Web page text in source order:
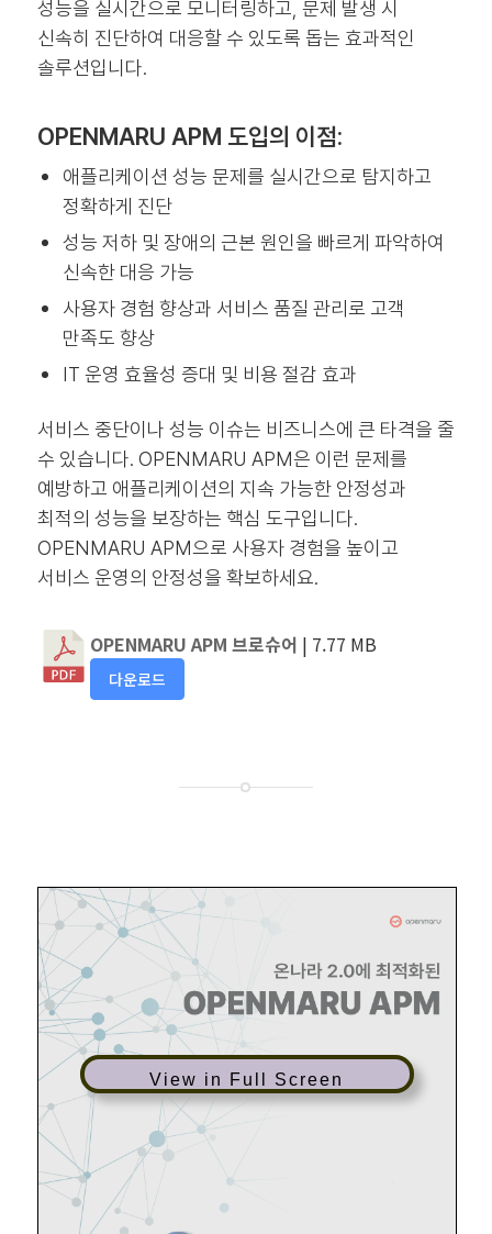
성능을 실시간으로 모니터링하고, 문제 발생 시
신속히 진단하여 대응할 수 있도록 돕는 효과적인
솔루션입니다.
OPENMARU APM 도입의 이점:
애플리케이션 성능 문제를 실시간으로 탐지하고
정확하게 진단
성능 저하 및 장애의 근본 원인을 빠르게 파악하여
신속한 대응 가능
사용자 경험 향상과 서비스 품질 관리로 고객
만족도 향상
IT 운영 효율성 증대 및 비용 절감 효과
서비스 중단이나 성능 이슈는 비즈니스에 큰 타격을 줄
수 있습니다. OPENMARU APM은 이런 문제를
예방하고 애플리케이션의 지속 가능한 안정성과
최적의 성능을 보장하는 핵심 도구입니다.
OPENMARU APM으로 사용자 경험을 높이고
서비스 운영의 안정성을 확보하세요.
OPENMARU APM 브로슈어 | 7.77 MB
다운로드
View in Full Screen